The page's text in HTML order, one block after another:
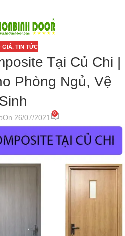
GIÁ, TIN TỨC
Tại Củ Chi |
Phòng Ngủ, Vệ
Sinh
On 26/07/2021 0